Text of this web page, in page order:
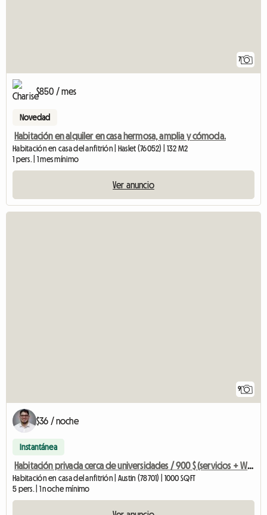
7
$850 / mes
Novedad
Habitación en alquiler en casa hermosa, amplia y cómoda.
Habitación en casa del anfitrión | Haslet (76052) | 132 M2
1 pers. | 1 mes mínimo
Ver anuncio
9
$36 / noche
Instantánea
Habitación privada cerca de universidades / 900 $ (servicios + WiFi incluidos)
Habitación en casa del anfitrión | Austin (78701) | 1000 SQFT
5 pers. | 1 noche mínimo